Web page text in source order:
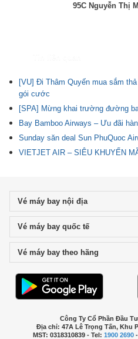
95C Nguyễn Thị
[VU] Đi Thâm Quyến mua sắm
gói cước
[SPA] Mừng khai trường đường
Bay Bamboo Airways – Ưu đãi
Sunday săn deal Sun PhuQuoc
VIETJET AIR – SIÊU KHUYẾN
Vé máy bay nội địaclick to
Vé máy bay quốc tếclick to
Vé máy bay theo hãng
Công Ty Cổ Phần Đầu
Địa chỉ: 47A Lê Trọng Tấn, Khu
MST: 0318310839 - Tel: 1900 2690-